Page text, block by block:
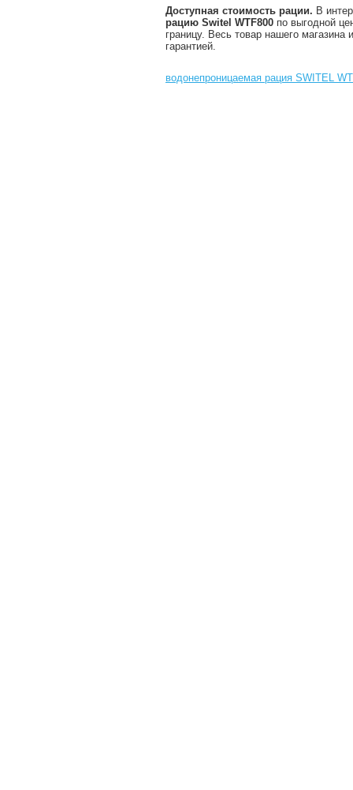
Доступная стоимость рации. В
рацию Switel WTF800 по выгодной
границу. Весь товар нашего
гарантией.
водонепроницаемая рация SWITEL